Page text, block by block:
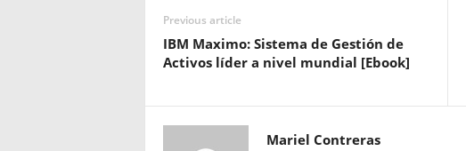
TAGS JHONIER LEAL MAURICIO LEAL